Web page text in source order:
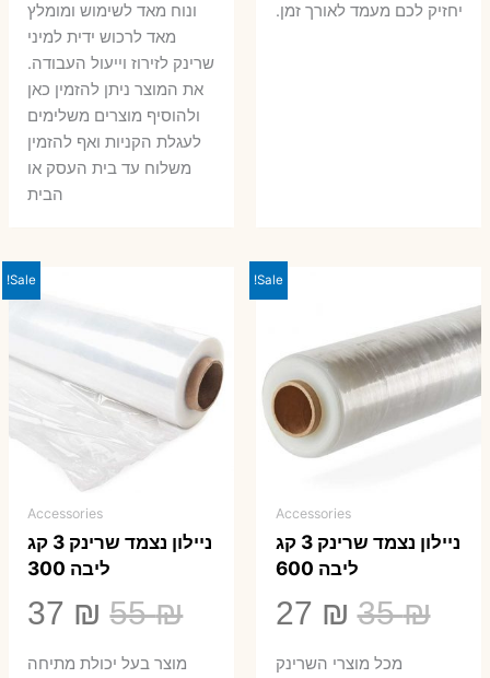
יחזיק לכם מעמד לאורך זמן.
ונוח מאד לשימוש ומומלץ
מאד לרכוש ידית למיני
שרינק לזירוז וייעול העבודה.
את המוצר ניתן להזמין כאן
ולהוסיף מוצרים משלימים
לעגלת הקניות ואף להזמין
משלוח עד בית העסק או
הבית
Sale!
Accessories
ניילון נצמד שרינק 3 קג
ליבה 600
35₪
המחיר
המקורי
27 ₪
הנוכחי
מכל מוצרי השרינק
Sale!
Accessories
ניילון נצמד שרינק 3 קג
ליבה 300
55₪
המחיר
המקורי
37 ₪
מוצר בעל יכולת מתיחה